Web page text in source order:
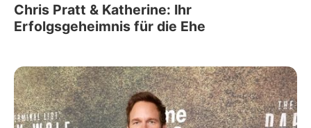
Chris Pratt & Katherine: Ihr
Erfolgsgeheimnis für die Ehe